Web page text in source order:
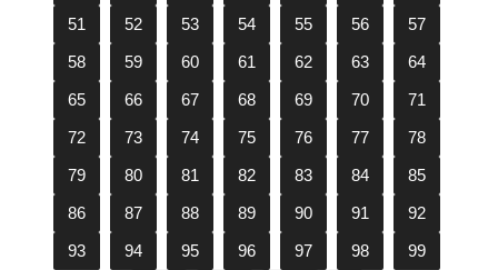
51
52 53 54 55 56
57
58
59 60 61 62 63
64
65
66 67 68 69 70
71
72
73 74 75 76 77
78
79
80 81 82 83 84
85
86
87 88 89 90 91
92
93
94 95 96 97 98
99